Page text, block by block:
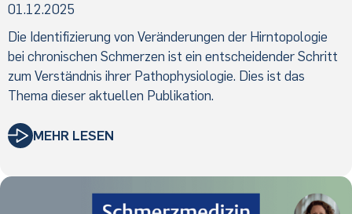
01.12.2025
Die Identifizierung von Veränderungen der Hirntopologie
bei chronischen Schmerzen ist ein entscheidender Schritt
zum Verständnis ihrer Pathophysiologie. Dies ist das
Thema dieser aktuellen Publikation.
MEHR LESEN